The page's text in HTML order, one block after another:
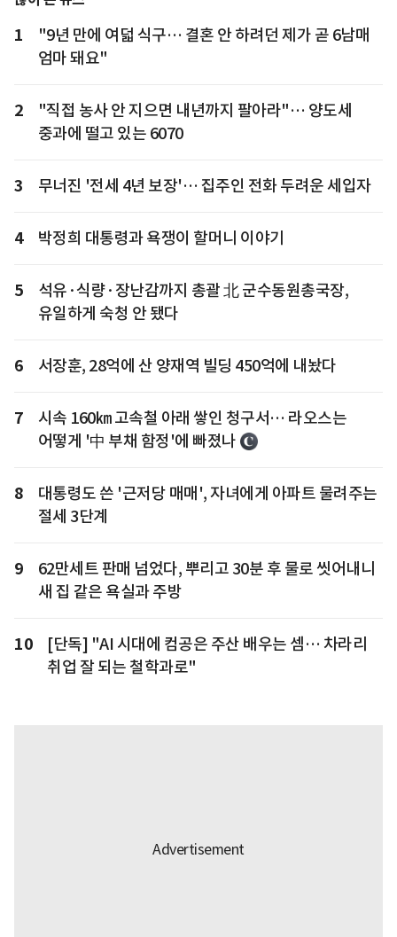
1
"9년 만에 여덟 식구… 결혼 안 하려던 제가 곧 6남매
엄마 돼요"
2
"직접 농사 안 지으면 내년까지 팔아라"… 양도세
중과에 떨고 있는 6070
3 무너진 '전세 4년 보장'… 집주인 전화 두려운 세입자
4 박정희 대통령과 욕쟁이 할머니 이야기
5
석유·식량·장난감까지 총괄 北 군수동원총국장,
유일하게 숙청 안 됐다
6 서장훈, 28억에 산 양재역 빌딩 450억에 내놨다
7
시속 160㎞ 고속철 아래 쌓인 청구서… 라오스는
어떻게 '中 부채 함정'에 빠졌나
8
대통령도 쓴 '근저당 매매', 자녀에게 아파트 물려주는
절세 3단계
9
62만세트 판매 넘었다, 뿌리고 30분 후 물로 씻어내니
새 집 같은 욕실과 주방
10
[단독] "AI 시대에 컴공은 주산 배우는 셈… 차라리
취업 잘 되는 철학과로"